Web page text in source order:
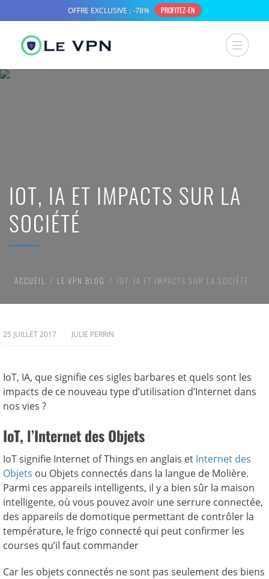
IOT, IA ET IMPACTS SUR LA
SOCIÉTÉ
ACCUEIL LE VPN BLOG IOT, IA ET IMPACTS SUR LA SOCIÉTÉ
25 JUILLET 2017 JULIE PERRIN
IoT, IA, que signifie ces sigles barbares et quels sont les
impacts de ce nouveau type d’utilisation d’Internet dans
nos vies ?
IoT, l’Internet des Objets
IoT signifie Internet of Things en anglais et Internet des
Objets ou Objets connectés dans la langue de Molière.
Parmi ces appareils intelligents, il y a bien sûr la maison
intelligente, où vous pouvez avoir une serrure connectée,
des appareils de domotique permettant de contrôler la
température, le frigo connecté qui peut confirmer les
courses qu’il faut commander
Car les objets connectés ne sont pas seulement des biens